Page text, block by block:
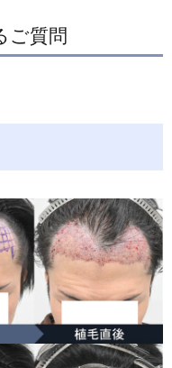
ご質問